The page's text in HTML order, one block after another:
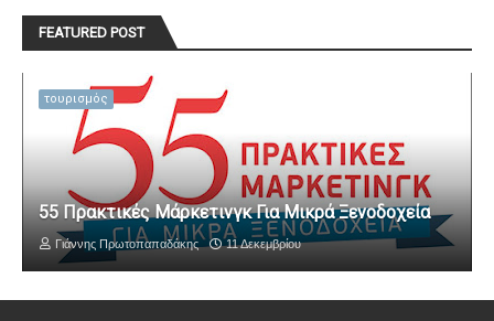
FEATURED POST
τουρισμός
55 Πρακτικές Μάρκετινγκ Για Μικρά Ξενοδοχεία
Γιάννης Πρωτοπαπαδάκης 11 Δεκεμβρίου